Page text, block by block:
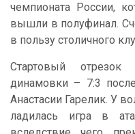
чемпионата России,
вышли в полуфинал.
в пользу столичного
Стартовый
динамовки – 7:3
Анастасии Гарелик. У
ладилась игра в